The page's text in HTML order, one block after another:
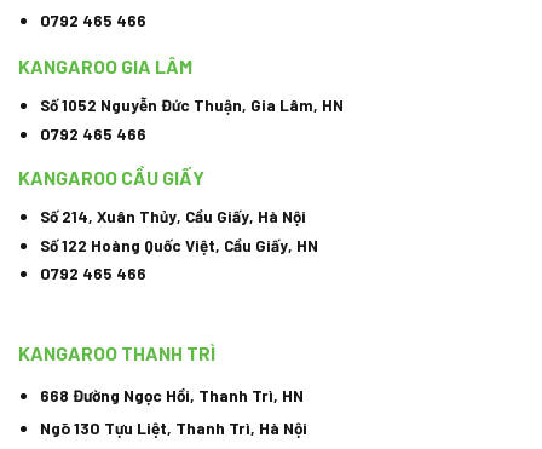
0792 465 466
KANGAROO GIA LÂM
Số 1052 Nguyễn Đức Thuận, Gia Lâm, HN
0792 465 466
KANGAROO CẦU GIẤY
Số 214, Xuân Thủy, Cầu Giấy, Hà Nội
Số 122 Hoàng Quốc Việt, Cầu Giấy, HN
0792 465 466
KANGAROO THANH TRÌ
668 Đường Ngọc Hồi, Thanh Trì, HN
Ngõ 130 Tựu Liệt, Thanh Trì, Hà Nội